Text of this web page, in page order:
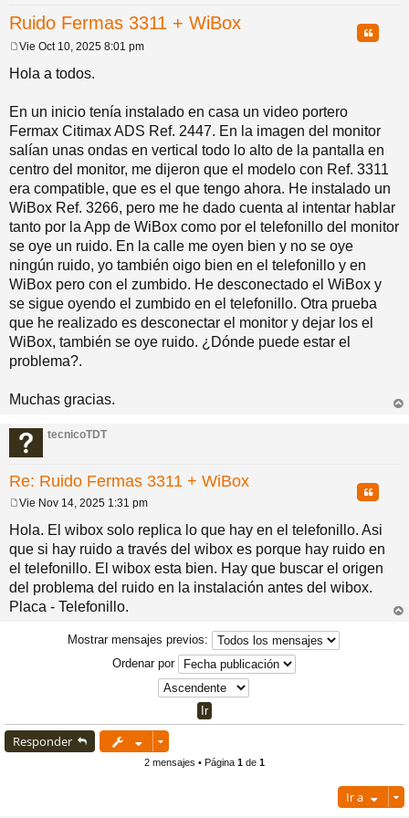
pi
do
s
o e
Ruido Fermas 3311 + WiBox Citar
e
n
a
j
e
Vie Oct 10, 2025 8:01 pm
Hola a todos.
En un inicio tenía instalado en casa un video portero
Fermax Citimax ADS Ref. 2447. En la imagen del monitor
salían unas ondas en vertical todo lo alto de la pantalla en
centro del monitor, me dijeron que el modelo con Ref. 3311
era compatible, que es el que tengo ahora. He instalado un
WiBox Ref. 3266, pero me he dado cuenta al intentar hablar
tanto por la App de WiBox como por el telefonillo del monitor
se oye un ruido. En la calle me oyen bien y no se oye
ningún ruido, yo también oigo bien en el telefonillo y en
WiBox pero con el zumbido. He desconectado el WiBox y
se sigue oyendo el zumbido en el telefonillo. Otra prueba
que he realizado es desconectar el monitor y dejar los el
WiBox, también se oye ruido. ¿Dónde puede estar el
problema?.
Muchas gracias.
tecnicoTDT
Re: Ruido Fermas 3311 + WiBox
Citar
e
n
s
a
j
e
Vie Nov 14, 2025 1:31 pm
Hola. El wibox solo replica lo que hay en el telefonillo. Asi
que si hay ruido a través del wibox es porque hay ruido en
el telefonillo. El wibox esta bien. Hay que buscar el origen
del problema del ruido en la instalación antes del wibox.
Placa - Telefonillo.
Mostrar mensajes previos:
Ordenar por
Responder
2 mensajes • Página 1 de 1
Ir a